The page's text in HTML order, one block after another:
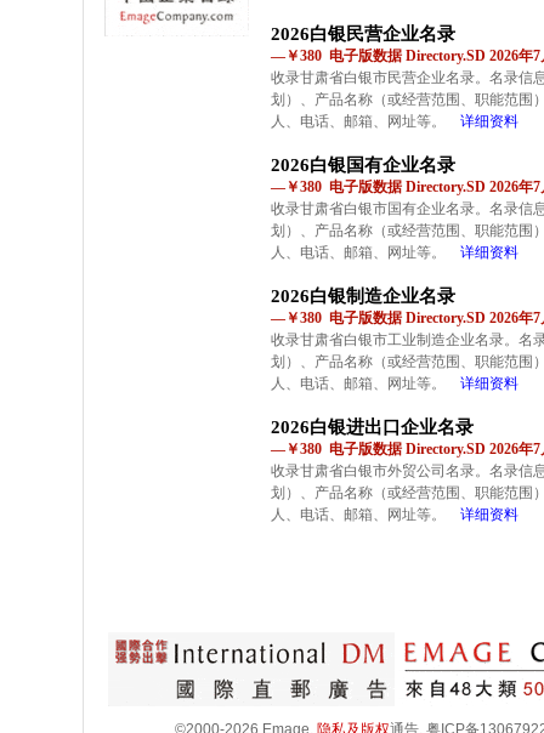
2026白银民营企业名录
—￥380 电子版数据 Directory.SD 2026年7
收录甘肃省白银市民营企业名录。名录信
划）、产品名称（或经营范围、职能范围
人、电话、邮箱、网址等。
详细资料
2026白银国有企业名录
—￥380 电子版数据 Directory.SD 2026年7
收录甘肃省白银市国有企业名录。名录信
划）、产品名称（或经营范围、职能范围
人、电话、邮箱、网址等。
详细资料
2026白银制造企业名录
—￥380 电子版数据 Directory.SD 2026年7
收录甘肃省白银市工业制造企业名录。名
划）、产品名称（或经营范围、职能范围
人、电话、邮箱、网址等。
详细资料
2026白银进出口企业名录
—￥380 电子版数据 Directory.SD 2026年7
收录甘肃省白银市外贸公司名录。名录信
划）、产品名称（或经营范围、职能范围
人、电话、邮箱、网址等。
详细资料
©2000-2026 Emage. 隐私及版权通告. 粤ICP备